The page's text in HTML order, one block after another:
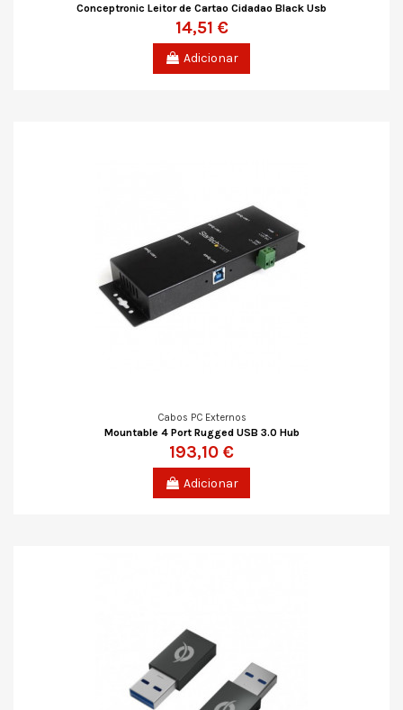
Conceptronic Leitor de Cartao Cidadao Black Usb
14,51 €
Adicionar
Cabos PC Externos
Mountable 4 Port Rugged USB 3.0 Hub
193,10 €
Adicionar